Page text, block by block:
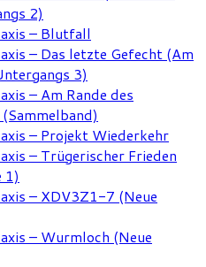
2)
– Blutfall
– Das letzte Gefecht (Am
3)
– Am Rande des
– Projekt Wiederkehr
– Trügerischer Frieden
1)
– XDV3Z1-7 (Neue
– Wurmloch (Neue